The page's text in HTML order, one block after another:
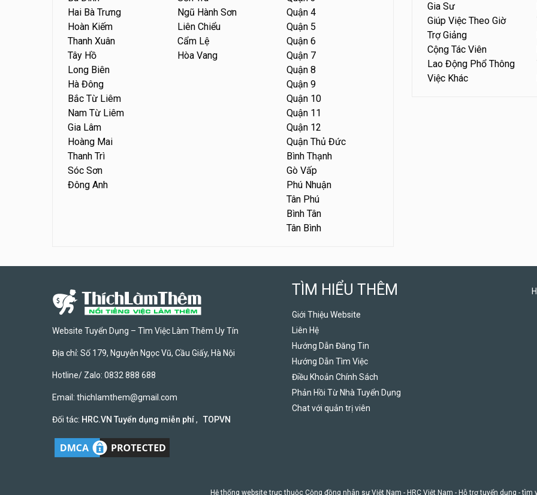
Hai Bà Trưng
Hoàn Kiếm
Thanh Xuân
Tây Hồ
Long Biên
Hà Đông
Bắc Từ Liêm
Nam Từ Liêm
Gia Lâm
Hoàng Mai
Thanh Trì
Sóc Sơn
Đông Anh
Ngũ Hành Sơn
Liên Chiểu
Cẩm Lệ
Hòa Vang
Quận 4
Quận 5
Quận 6
Quận 7
Quận 8
Quận 9
Quận 10
Quận 11
Quận 12
Quận Thủ Đức
Bình Thạnh
Gò Vấp
Phú Nhuận
Tân Phú
Bình Tân
Tân Bình
Gia Sư
Giúp Việc Theo Giờ
Trợ Giảng
Cộng Tác Viên
Lao Động Phổ Thông
Việc Khác
Website Tuyển Dụng – Tìm Việc Làm Thêm Uy Tín
Địa chỉ: Số 179, Nguyễn Ngọc Vũ, Cầu Giấy, Hà Nội
Hotline/ Zalo: 0832 888 688
Email: thichlamthem@gmail.com
Đối tác: HRC.VN Tuyển dụng miễn phí, TOPVN
TÌM HIỂU THÊM
Giới Thiệu Website
Liên Hệ
Hướng Dẫn Đăng Tin
Hướng Dẫn Tìm Việc
Điều Khoản Chính Sách
Phản Hồi Từ Nhà Tuyển Dụng
Chat với quản trị viên
Hệ thống website trực thuộc Cộng đồng nhân sự Việt Nam - HRC Việt Nam - Hỗ trợ tuyển dụng - tìm